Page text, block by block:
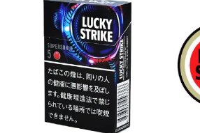
ース
イク
やば
い」
とは
どう
いう
事な